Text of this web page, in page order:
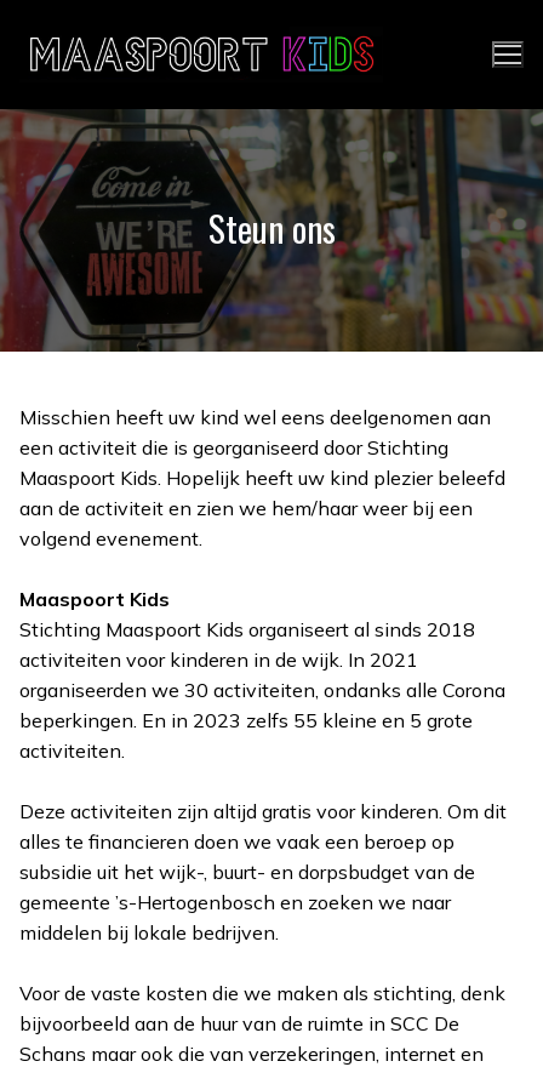
naar
inhoud
Steun ons
Misschien heeft uw kind wel eens deelgenomen aan
een activiteit die is georganiseerd door Stichting
Maaspoort Kids. Hopelijk heeft uw kind plezier beleefd
aan de activiteit en zien we hem/haar weer bij een
volgend evenement.
Maaspoort Kids
Stichting Maaspoort Kids organiseert al sinds 2018
activiteiten voor kinderen in de wijk. In 2021
organiseerden we 30 activiteiten, ondanks alle Corona
beperkingen. En in 2023 zelfs 55 kleine en 5 grote
activiteiten.
Deze activiteiten zijn altijd gratis voor kinderen. Om dit
alles te financieren doen we vaak een beroep op
subsidie uit het wijk-, buurt- en dorpsbudget van de
gemeente ’s-Hertogenbosch en zoeken we naar
middelen bij lokale bedrijven.
Voor de vaste kosten die we maken als stichting, denk
bijvoorbeeld aan de huur van de ruimte in SCC De
Schans maar ook die van verzekeringen, internet en